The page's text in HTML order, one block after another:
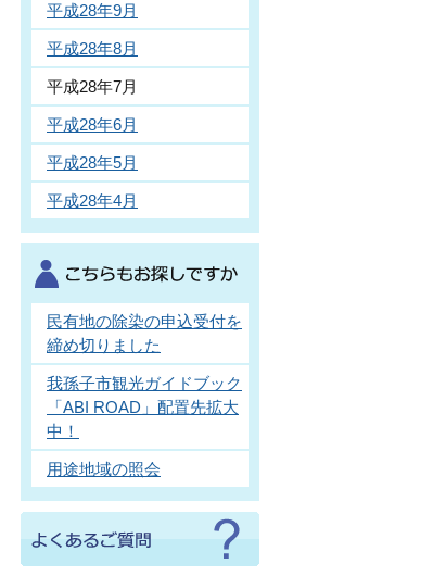
平成28年9月
平成28年8月
平成28年7月
平成28年6月
平成28年5月
平成28年4月
民有地の除染の申込受付を
締め切りました
我孫子市観光ガイドブック
「ABI ROAD」配置先拡大
中！
用途地域の照会